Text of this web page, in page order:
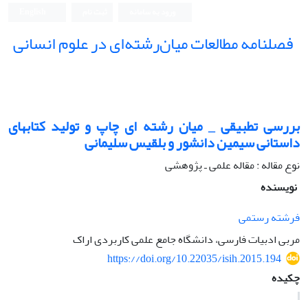
فصلنامه مطالعات میان‌رشته‌ای در علوم انسانی
بررسی تطبیقی _ میان رشته ای چاپ و تولید کتابهای
داستانی سیمین دانشور و بلقیس سلیمانی
نوع مقاله : مقاله علمی ـ پژوهشی
نویسنده
فرشته رستمی
مربی ادبیات فارسی، دانشگاه جامع علمی کاربردی اراک
https://doi.org/10.22035/isih.2015.194
چکیده